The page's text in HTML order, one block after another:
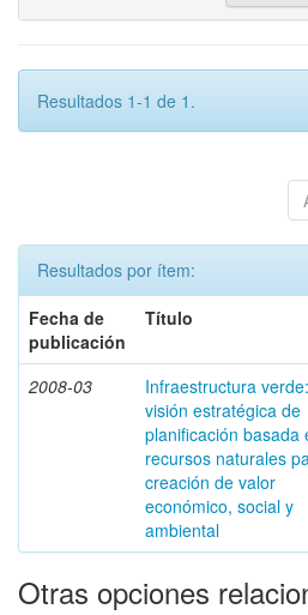
Resultados 1-1 de 1.
Resultados por ítem:
Fecha de
publicación
Título
2008-03
Infraestructura
visión estratégica de
planificación basada
recursos naturales
creación de valor
económico, social y
ambiental
Otras opciones